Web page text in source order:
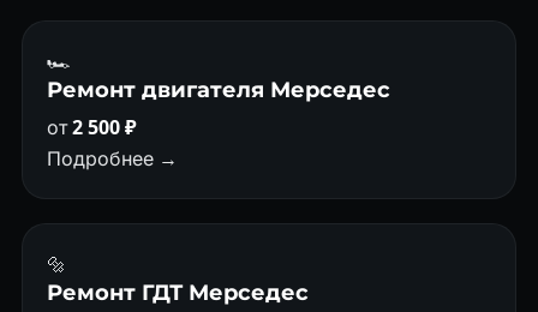
🏎
Ремонт двигателя Мерседес
от2 500 ₽
Подробнее →
🔩
Ремонт ГДТ Мерседес